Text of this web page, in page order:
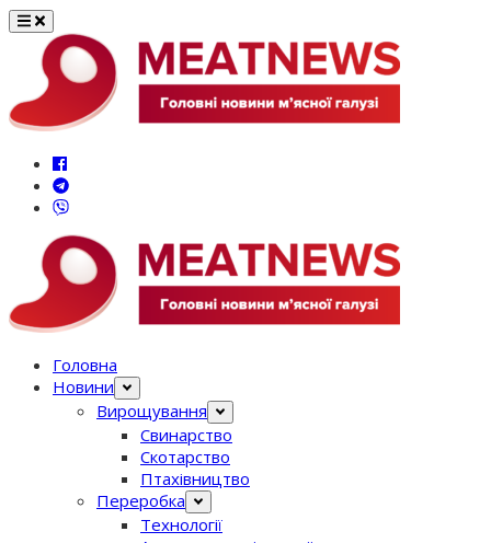
Перейти
вмісту
Головна
Новини
Вирощування
Свинарство
Скотарство
Птахівництво
Переробка
Технології